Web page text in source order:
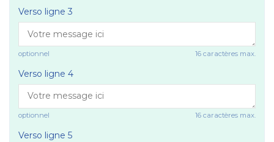
Verso ligne 3
optionnel 16 caractères max.
Verso ligne 4
optionnel 16 caractères max.
Verso ligne 5